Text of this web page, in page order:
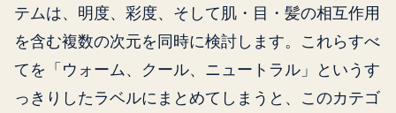
テムは、明度、彩度、そして肌・目・髪の相互作用
を含む複数の次元を同時に検討します。これらすべ
てを「ウォーム、クール、ニュートラル」というす
っきりしたラベルにまとめてしまうと、このカテゴ